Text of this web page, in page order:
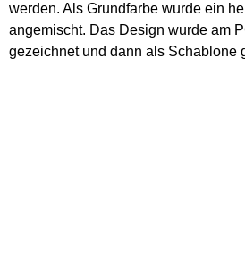
werden. Als Grundfarbe wurde ein
angemischt. Das Design wurde am
gezeichnet und dann als Schablone